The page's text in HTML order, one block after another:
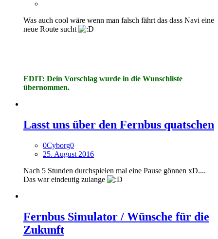
Was auch cool wäre wenn man falsch fährt das dass Navi eine
neue Route sucht
EDIT: Dein Vorschlag wurde in die Wunschliste
übernommen.
Lasst uns über den Fernbus quatschen
0Cyborg0
25. August 2016
Nach 5 Stunden durchspielen mal eine Pause gönnen xD....
Das war eindeutig zulange
Fernbus Simulator / Wünsche für die
Zukunft